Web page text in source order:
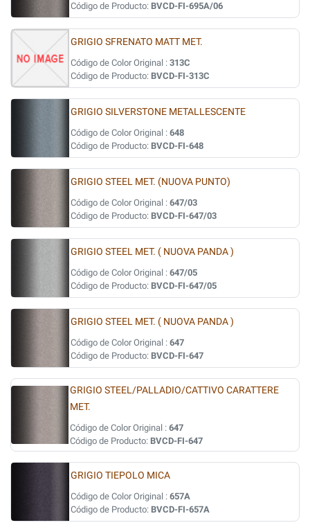
Código de Producto: BVCD-FI-695A/06
GRIGIO SFRENATO MATT MET.
Código de Color Original : 313C
Código de Producto: BVCD-FI-313C
GRIGIO SILVERSTONE METALLESCENTE
Código de Color Original : 648
Código de Producto: BVCD-FI-648
GRIGIO STEEL MET. (NUOVA PUNTO)
Código de Color Original : 647/03
Código de Producto: BVCD-FI-647/03
GRIGIO STEEL MET. ( NUOVA PANDA )
Código de Color Original : 647/05
Código de Producto: BVCD-FI-647/05
GRIGIO STEEL MET. ( NUOVA PANDA )
Código de Color Original : 647
Código de Producto: BVCD-FI-647
GRIGIO STEEL/PALLADIO/CATTIVO CARATTERE
MET.
Código de Color Original : 647
Código de Producto: BVCD-FI-647
GRIGIO TIEPOLO MICA
Código de Color Original : 657A
Código de Producto: BVCD-FI-657A